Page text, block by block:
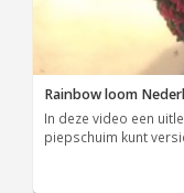
Rainbow loom
In deze video een
piepschuim kunt